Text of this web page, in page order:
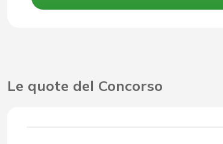
Le quote del Concorso